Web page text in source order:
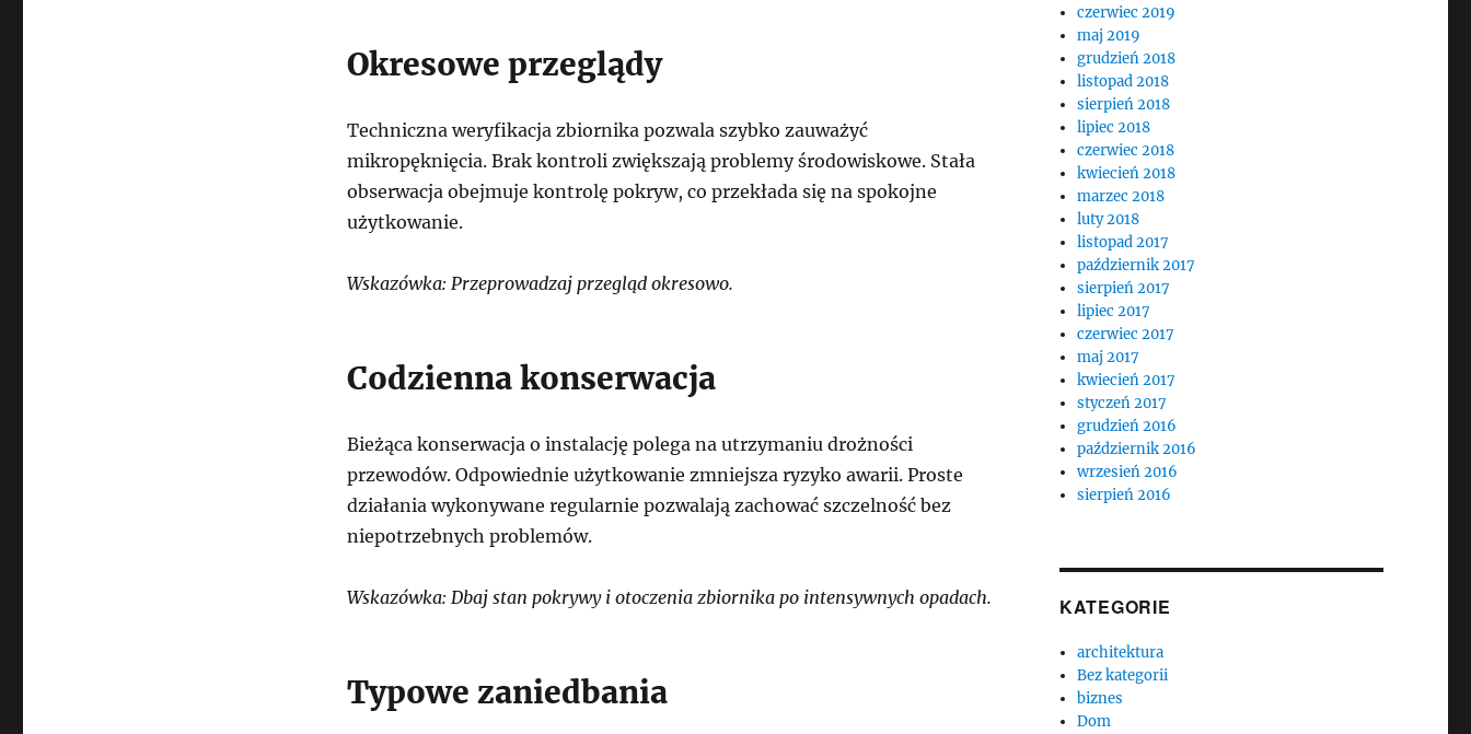
Okresowe przeglądy
Techniczna weryfikacja zbiornika pozwala szybko zauważyć
mikropęknięcia. Brak kontroli zwiększają problemy środowiskowe. Stała
obserwacja obejmuje kontrolę pokryw, co przekłada się na spokojne
użytkowanie.
Wskazówka: Przeprowadzaj przegląd okresowo.
Codzienna konserwacja
Bieżąca konserwacja o instalację polega na utrzymaniu drożności
przewodów. Odpowiednie użytkowanie zmniejsza ryzyko awarii. Proste
działania wykonywane regularnie pozwalają zachować szczelność bez
niepotrzebnych problemów.
Wskazówka: Dbaj stan pokrywy i otoczenia zbiornika po intensywnych opadach.
Typowe zaniedbania
czerwiec 2019
maj 2019
grudzień 2018
listopad 2018
sierpień 2018
lipiec 2018
czerwiec 2018
kwiecień 2018
marzec 2018
luty 2018
listopad 2017
październik 2017
sierpień 2017
lipiec 2017
czerwiec 2017
maj 2017
kwiecień 2017
styczeń 2017
grudzień 2016
październik 2016
wrzesień 2016
sierpień 2016
KATEGORIE
architektura
Bez kategorii
biznes
Dom